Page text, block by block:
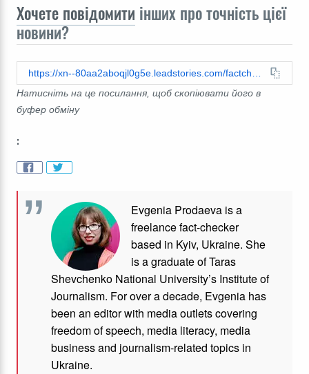
Хочете повідомити інших про точність цієї
новини?
Натисніть на це посилання, щоб скопіювати його в
буфер обміну
:
Evgenia Prodaeva is a
freelance fact-checker
based in Kyiv, Ukraine. She
is a graduate of Taras
Shevchenko National University’s Institute of
Journalism. For over a decade, Evgenia has
been an editor with media outlets covering
freedom of speech, media literacy, media
business and journalism-related topics in
Ukraine.